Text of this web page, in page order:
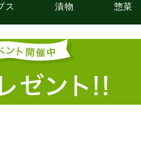
ス 漬物 惣菜